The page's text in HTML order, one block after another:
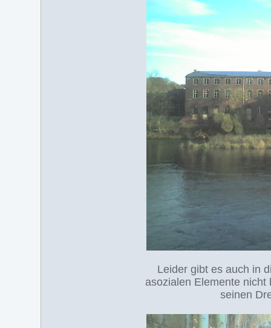
Leider gibt es auch in
asozialen Elemente
seinen